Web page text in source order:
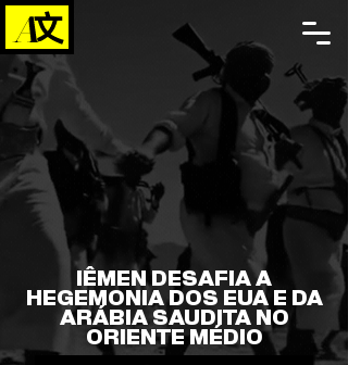
IÊMEN DESAFIA A
HEGEMONIA DOS EUA E DA
ARÁBIA SAUDITA NO
ORIENTE MÉDIO